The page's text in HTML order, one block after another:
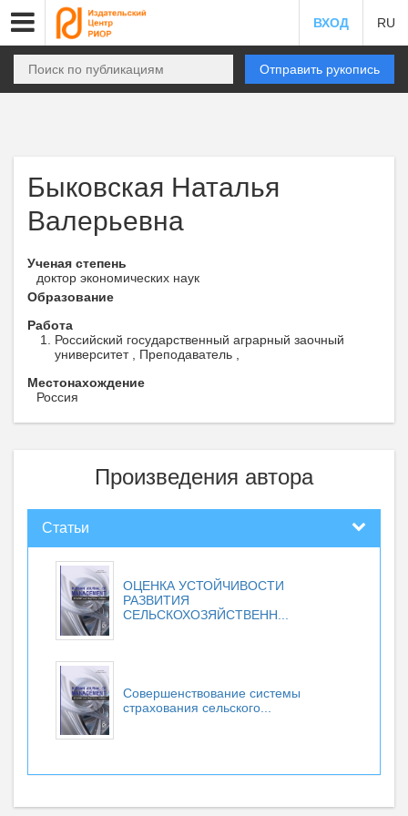
ВХОД RU
Отправить рукопись
Быковская Наталья
Валерьевна
Ученая степень
доктор экономических наук
Образование
Работа
Российский государственный аграрный заочный
университет , Преподаватель ,
Местонахождение
Россия
Произведения автора
Статьи
ОЦЕНКА УСТОЙЧИВОСТИ
РАЗВИТИЯ
СЕЛЬСКОХОЗЯЙСТВЕНН...
Совершенствование системы
страхования сельского...